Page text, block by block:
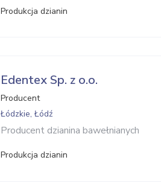
Produkcja dzianin
Edentex Sp. z o.o.
Producent
Łódzkie, Łódź
Producent dzianina bawełnianych
Produkcja dzianin